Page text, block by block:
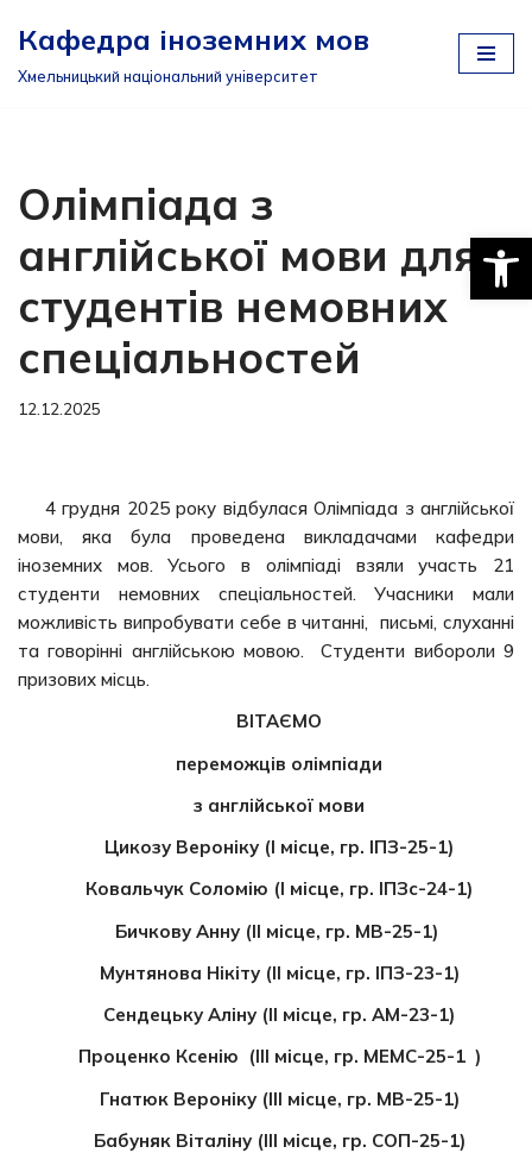
Перейти
Кафедра іноземних мов
Хмельницький національний університет
Олімпіада з
англійської мови для
студентів немовних
спеціальностей
12.12.2025
4 грудня 2025 року відбулася Олімпіада з англійської
мови, яка була проведена викладачами кафедри
іноземних мов. Усього в олімпіаді взяли участь 21
студенти немовних спеціальностей. Учасники мали
можливість випробувати себе в читанні, письмі, слуханні
та говорінні англійською мовою. Студенти вибороли 9
призових місць.
ВІТАЄМО
переможців олімпіади
з англійської мови
Цикозу Вероніку (І місце, гр. ІПЗ-25-1)
Ковальчук Соломію (І місце, гр. ІПЗс-24-1)
Бичкову Анну (ІІ місце, гр. МВ-25-1)
Мунтянова Нікіту (ІІ місце, гр. ІПЗ-23-1)
Сендецьку Аліну (ІІ місце, гр.АМ-23-1)
Проценко Ксенію (ІІІ місце, гр. МЕМС-25-1 )
Гнатюк Вероніку (ІІІ місце, гр. МВ-25-1)
Бабуняк Віталіну (ІІІ місце, гр. СОП-25-1)